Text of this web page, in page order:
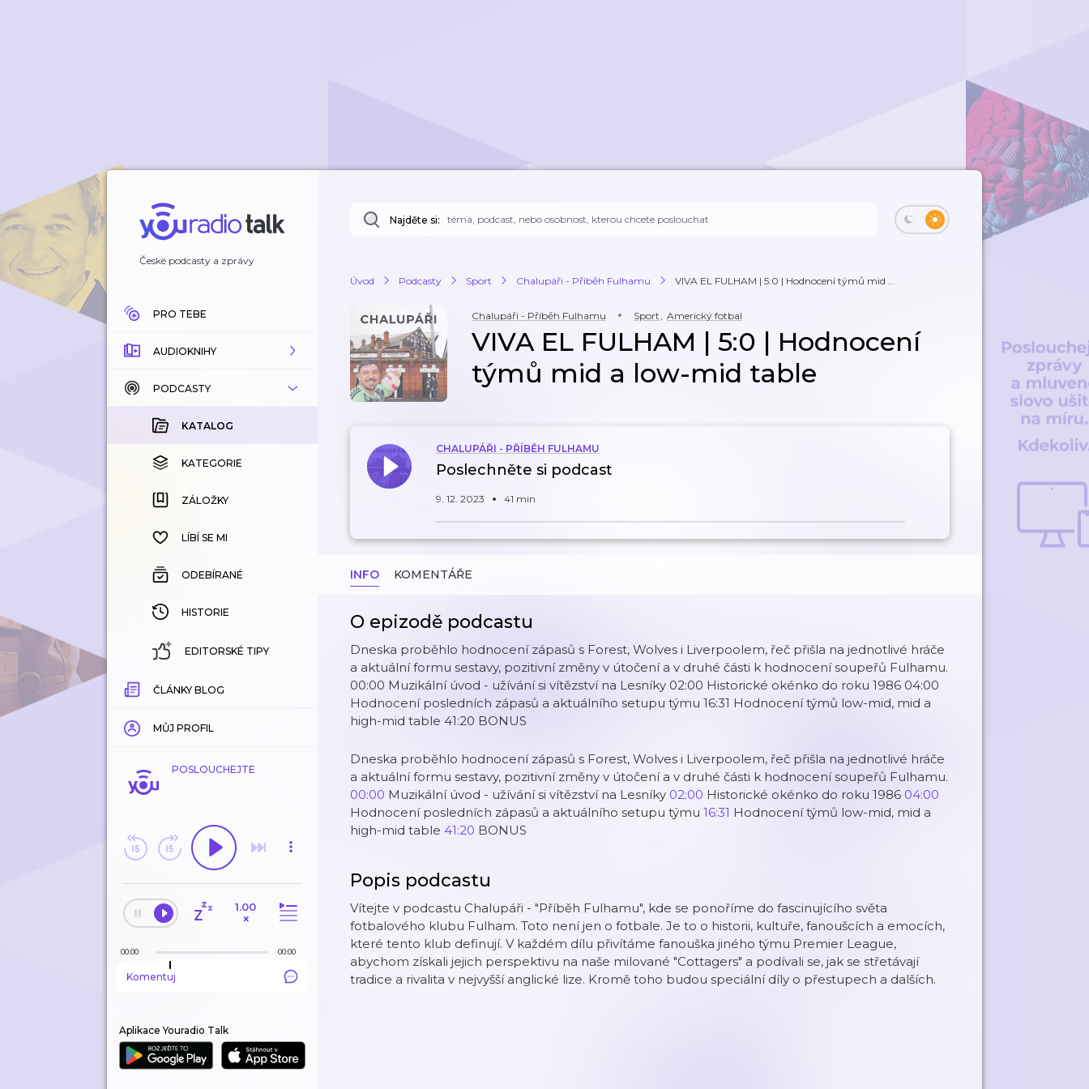
České podcasty a zprávy
PRO TEBE
AUDIOKNIHY
KATALOG
KOUPENÉ
KATEGORIE
ZÁLOŽKY
HISTORIE
PODCASTY
KATALOG
KATEGORIE
ZÁLOŽKY
LÍBÍ SE MI
ODEBÍRANÉ
HISTORIE
EDITORSKÉ TIPY
ČLÁNKY BLOG
MŮJ PROFIL
POSLOUCHEJTE
1.00
×
00:00 00:00
Komentuj
Aplikace Youradio Talk
Najděte si:
Úvod Podcasty Sport Chalupáři - Příběh Fulhamu VIVA EL FULHAM | 5:0 | Hodnocení týmů mid ...
Chalupáři - Příběh Fulhamu Sport, Americký fotbal
VIVA EL FULHAM | 5:0 | Hodnocení
týmů mid a low-mid table
CHALUPÁŘI - PŘÍBĚH FULHAMU
Poslechněte si podcast
9. 12. 2023 41 min
INFO KOMENTÁŘE
O epizodě podcastu
Dneska proběhlo hodnocení zápasů s Forest, Wolves i Liverpoolem, řeč přišla na jednotlivé hráče
a aktuální formu sestavy, pozitivní změny v útočení a v druhé části k hodnocení soupeřů Fulhamu.
00:00 Muzikální úvod - užívání si vítězství na Lesníky 02:00 Historické okénko do roku 1986 04:00
Hodnocení posledních zápasů a aktuálního setupu týmu 16:31 Hodnocení týmů low-mid, mid a
high-mid table 41:20 BONUS
Dneska proběhlo hodnocení zápasů s Forest, Wolves i Liverpoolem, řeč přišla na jednotlivé hráče
a aktuální formu sestavy, pozitivní změny v útočení a v druhé části k hodnocení soupeřů Fulhamu.
00:00 Muzikální úvod - užívání si vítězství na Lesníky 02:00 Historické okénko do roku 1986 04:00
Hodnocení posledních zápasů a aktuálního setupu týmu 16:31 Hodnocení týmů low-mid, mid a
high-mid table 41:20 BONUS
Popis podcastu
Vítejte v podcastu Chalupáři - "Příběh Fulhamu", kde se ponoříme do fascinujícího světa
fotbalového klubu Fulham. Toto není jen o fotbale. Je to o historii, kultuře, fanoušcích a emocích,
které tento klub definují. V každém dílu přivítáme fanouška jiného týmu Premier League,
abychom získali jejich perspektivu na naše milované "Cottagers" a podívali se, jak se střetávají
tradice a rivalita v nejvyšší anglické lize. Kromě toho budou speciální díly o přestupech a dalších.